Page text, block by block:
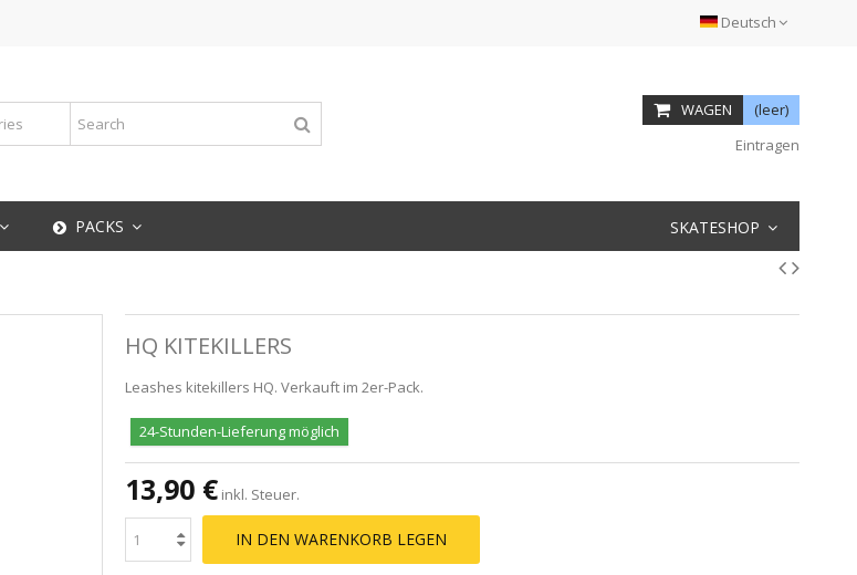
Deutsch
WAGEN
(leer)
Eintragen
PACKS SKATESHOP
HQ KITEKILLERS
Leashes kitekillers HQ. Verkauft im 2er-Pack.
24-Stunden-Lieferung möglich
13,90 € inkl. Steuer.
IN DEN WARENKORB LEGEN